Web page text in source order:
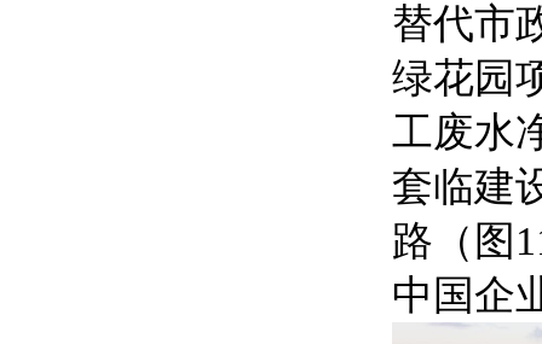
替代市
绿花园
工废水
套临建
路（图
中国企